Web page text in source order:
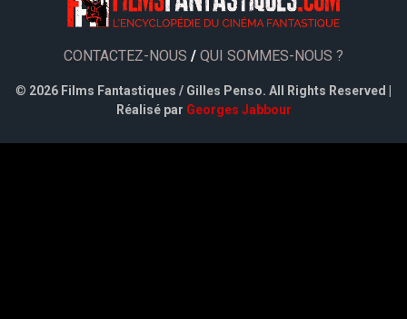
CONTACTEZ-NOUS / QUI SOMMES-NOUS ?
© 2026 Films Fantastiques / Gilles Penso. All Rights Reserved |
Réalisé par Georges Jabbour